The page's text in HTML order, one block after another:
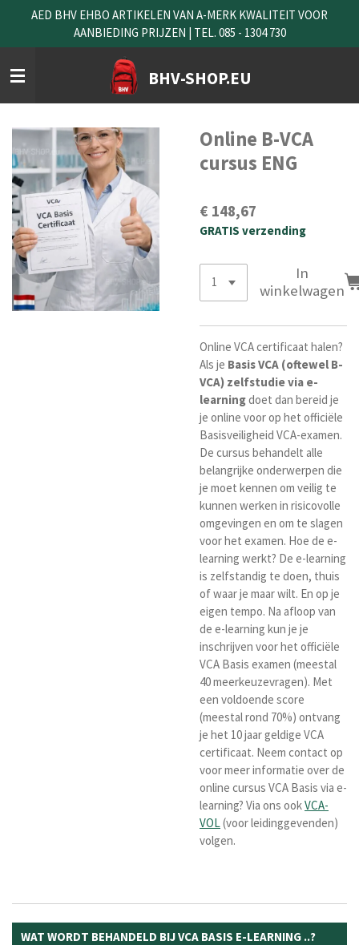
naar
de
hoofdinhoud
BHV-SHOP.EU
AED BHV EHBO ARTIKELEN VAN A-MERK KWALITEIT VOOR
AANBIEDING PRIJZEN | TEL. 085 - 1304 730
Online B-VCA
cursus ENG
€ 148,67
GRATIS verzending
In
winkelwagen
Online VCA certificaat halen?
Als je Basis VCA (oftewel B-
VCA) zelfstudie via e-
learningdoet dan bereid je
je online voor op het officiële
Basisveiligheid VCA-examen.
De cursus behandelt alle
belangrijke onderwerpen die
je moet kennen om veilig te
kunnen werken in risicovolle
omgevingen en om te slagen
voor het examen. Hoe de e-
learning werkt? De e-learning
is zelfstandig te doen, thuis
of waar je maar wilt. En op je
eigen tempo. Na afloop van
de e-learning kun je je
inschrijven voor het officiële
VCA Basis examen (meestal
40 meerkeuzevragen). Met
een voldoende score
(meestal rond 70%) ontvang
je het 10 jaar geldige VCA
certificaat. Neem contact op
voor meer informatie over de
online cursus VCA Basis via e-
learning? Via ons ookVCA-
VOL(voor leidinggevenden)
volgen.
WAT WORDT BEHANDELD BIJ VCA BASIS E-LEARNING ..?